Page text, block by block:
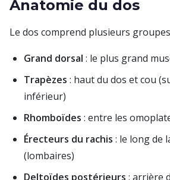
Anatomie du dos
Le dos comprend plusieurs
Grand dorsal : le plus grand
Trapèzes : haut du dos et cou
inférieur)
Rhomboïdes : entre les
Érecteurs du rachis : le long de
(lombaires)
Deltoïdes postérieurs : arrière